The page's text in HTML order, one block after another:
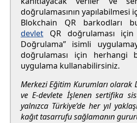
doğrulamasının yapılabilmesi
Blokchain QR barkodları
devlet QR doğrulaması için
Doğrulama” isimli
doğrulaması için herhangi
uygulama kullanabilirsiniz.
Merkezi Eğitim Kurumları olarak
ve E-devlete İşlenen sertifika
yalnızca Türkiye’de her yıl
kağıt tasarrufu sağlamanın